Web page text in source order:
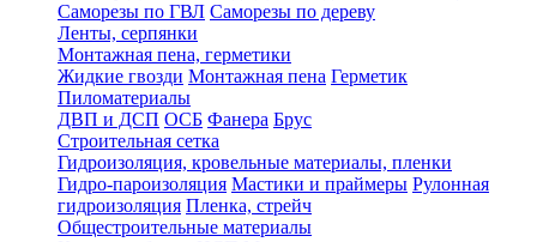
Саморезы по ГВЛ Саморезы по дереву
Ленты, серпянки
Монтажная пена, герметики
Жидкие гвозди Монтажная пена Герметик
Пиломатериалы
ДВП и ДСП ОСБ Фанера Брус
Строительная сетка
Гидроизоляция, кровельные материалы, пленки
Гидро-пароизоляция Мастики и праймеры Рулонная
гидроизоляция Пленка, стрейч
Общестроительные материалы